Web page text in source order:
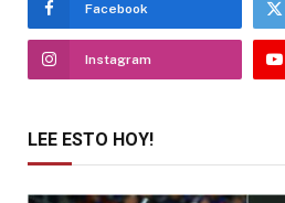
Facebook
Instagram
LEE ESTO HOY!